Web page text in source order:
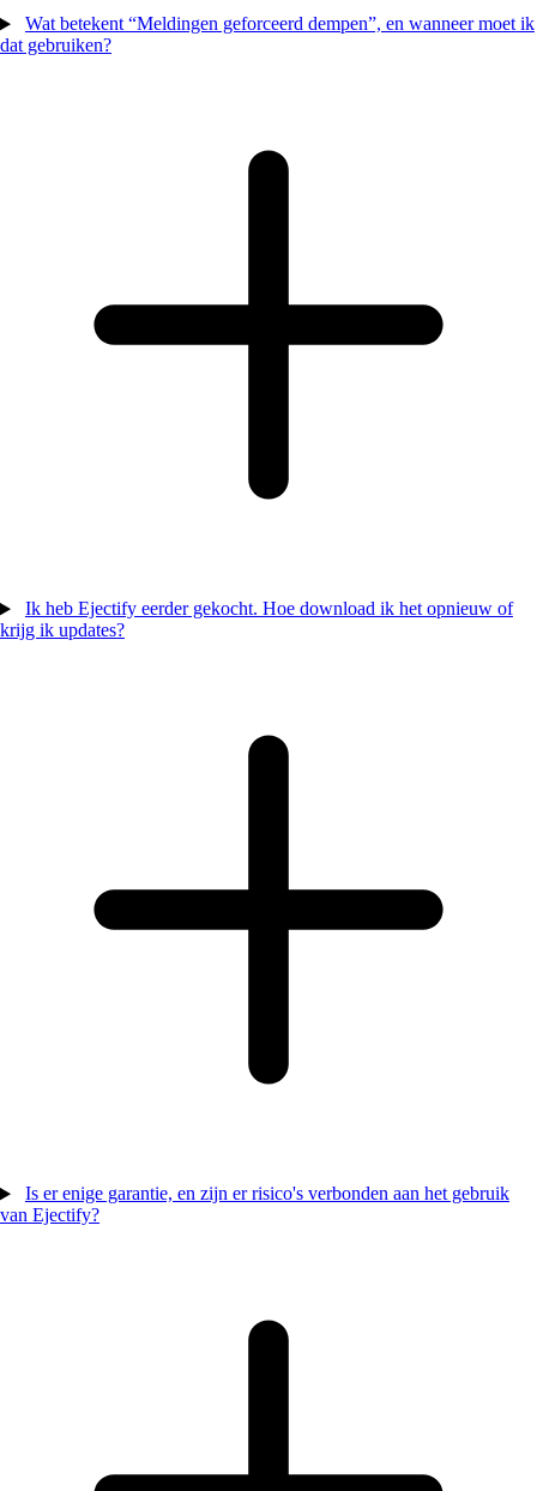
Wat betekent “Meldingen geforceerd dempen”, en wanneer moet ik
dat gebruiken?
Ik heb Ejectify eerder gekocht. Hoe download ik het opnieuw of
krijg ik updates?
Is er enige garantie, en zijn er risico's verbonden aan het gebruik
van Ejectify?